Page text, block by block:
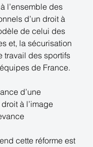
l’ensemble des
d’un droit à
de celui des
et, la sécurisation
travail des sportifs
de France.
d’une
à l’image
cette réforme est